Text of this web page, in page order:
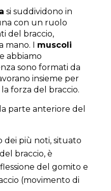
si suddividono in
con un ruolo
del braccio,
mano. I muscoli
abbiamo
sono formati da
insieme per
forza del braccio.
parte anteriore del
dei più noti, situato
braccio, è
del gomito e
(movimento di